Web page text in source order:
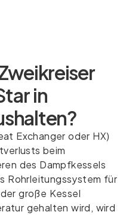
in
Exchanger oder HX)
beim
des Dampfkessels
Rohrleitungssystem für
große Kessel
gehalten wird, wird